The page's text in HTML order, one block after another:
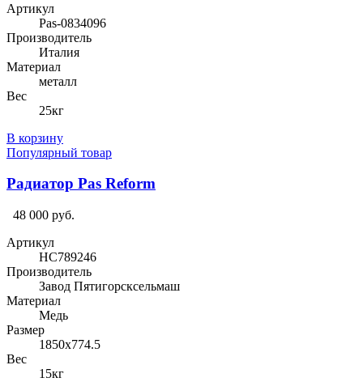
Артикул
Pas-0834096
Производитель
Италия
Материал
металл
Вес
25кг
В корзину
Популярный товар
Радиатор Pas Reform
48 000 руб.
Артикул
HC789246
Производитель
Завод Пятигорсксельмаш
Материал
Медь
Размер
1850х774.5
Вес
15кг